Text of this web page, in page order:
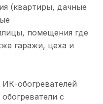
(квартиры, дачные
помещения где
гаражи, цеха и
обогревателей
с